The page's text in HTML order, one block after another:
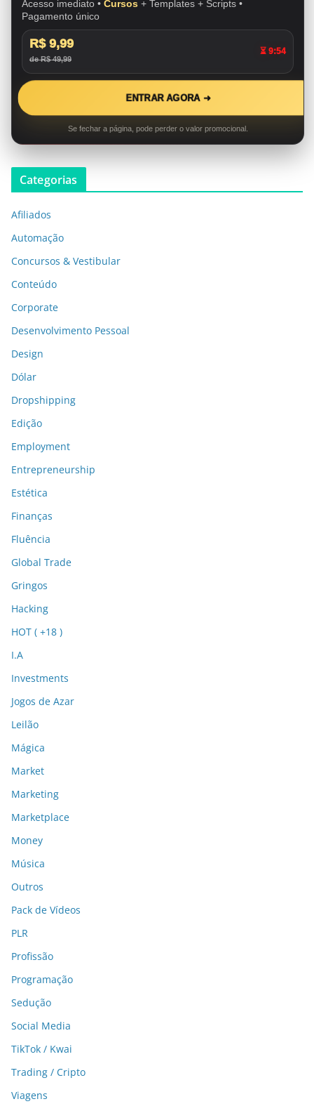
Acesso imediato • Cursos + Templates + Scripts •
Pagamento único
R$ 9,99
de R$ 49,99
⏳ 9:53
ENTRAR AGORA ➜
Se fechar a página, pode perder o valor promocional.
Categorias
Afiliados
Automação
Concursos & Vestibular
Conteúdo
Corporate
Desenvolvimento Pessoal
Design
Dólar
Dropshipping
Edição
Employment
Entrepreneurship
Estética
Finanças
Fluência
Global Trade
Gringos
Hacking
HOT ( +18 )
I.A
Investments
Jogos de Azar
Leilão
Mágica
Market
Marketing
Marketplace
Money
Música
Outros
Pack de Vídeos
PLR
Profissão
Programação
Sedução
Social Media
TikTok / Kwai
Trading / Cripto
Viagens